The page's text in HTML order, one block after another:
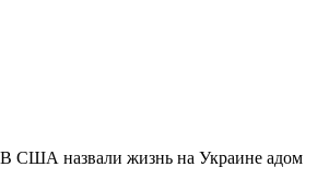
В США назвали жизнь на Украине адом